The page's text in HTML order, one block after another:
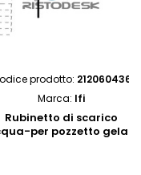
prodotto: 212060436
Marca: Ifi
Rubinetto di scarico
per pozzetto gelati